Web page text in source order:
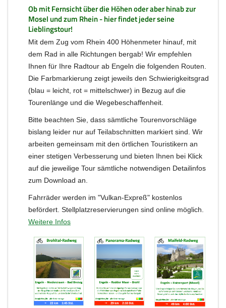
Ob mit Fernsicht über die Höhen oder aber hinab zur
Mosel und zum Rhein - hier findet jeder seine
Lieblingstour!
Mit dem Zug vom Rhein 400 Höhenmeter hinauf, mit
dem Rad in alle Richtungen bergab! Wir empfehlen
Ihnen für Ihre Radtour ab Engeln die folgenden Routen.
Die Farbmarkierung zeigt jeweils den Schwierigkeitsgrad
(blau = leicht, rot = mittelschwer) in Bezug auf die
Tourenlänge und die Wegebeschaffenheit.
Bitte beachten Sie, dass sämtliche Tourenvorschläge
bislang leider nur auf Teilabschnitten markiert sind. Wir
arbeiten gemeinsam mit den örtlichen Touristikern an
einer stetigen Verbesserung und bieten Ihnen bei Klick
auf die jeweilige Tour sämtliche notwendigen Detailinfos
zum Download an.
Fahrräder werden im "Vulkan-Expreß" kostenlos
befördert. Stellplatzreservierungen sind online möglich.
Weitere Infos